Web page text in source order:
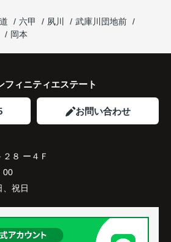
この住まいを選ばれました。
族それぞれの通勤・通学時間が短く
って、将来を見据えた良い選択だった
六甲 夙川
武庫川団地前
岡本
フィニティエステート
お問い合わせ
８ ー４Ｆ
00
、祝日